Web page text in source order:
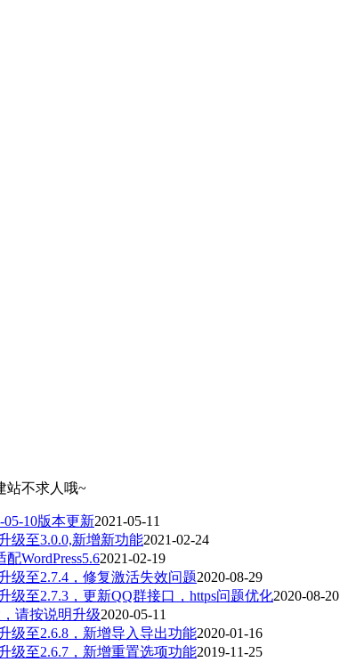
站不求人哦~
10版本更新2021-05-11
级至3.0.0,新增新功能2021-02-24
WordPress5.62021-02-19
级至2.7.4，修复激活失效问题2020-08-29
级至2.7.3，更新QQ群接口，https问题优化2020-08-20
请按说明升级2020-05-11
级至2.6.8，新增导入导出功能2020-01-16
级至2.6.7，新增重置选项功能2019-11-25